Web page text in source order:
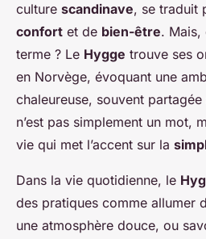
culture scandinave, se traduit
confort et de bien-être. Mais,
terme ? Le Hygge trouve ses
en Norvège, évoquant une
chaleureuse, souvent
n’est pas simplement un mot,
vie qui met l’accent sur la
Dans la vie quotidienne, le
des pratiques comme allumer
une atmosphère douce, ou